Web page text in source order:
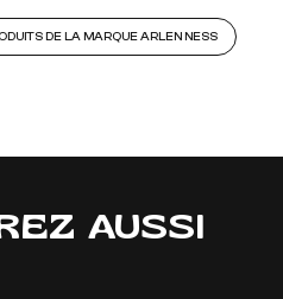
DE LA MARQUE ARLEN NESS
AUSSI